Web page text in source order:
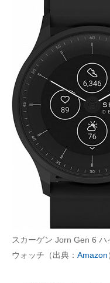
スカーゲン Jorn Gen 6 ハ
ウォッチ（出典： Amazon